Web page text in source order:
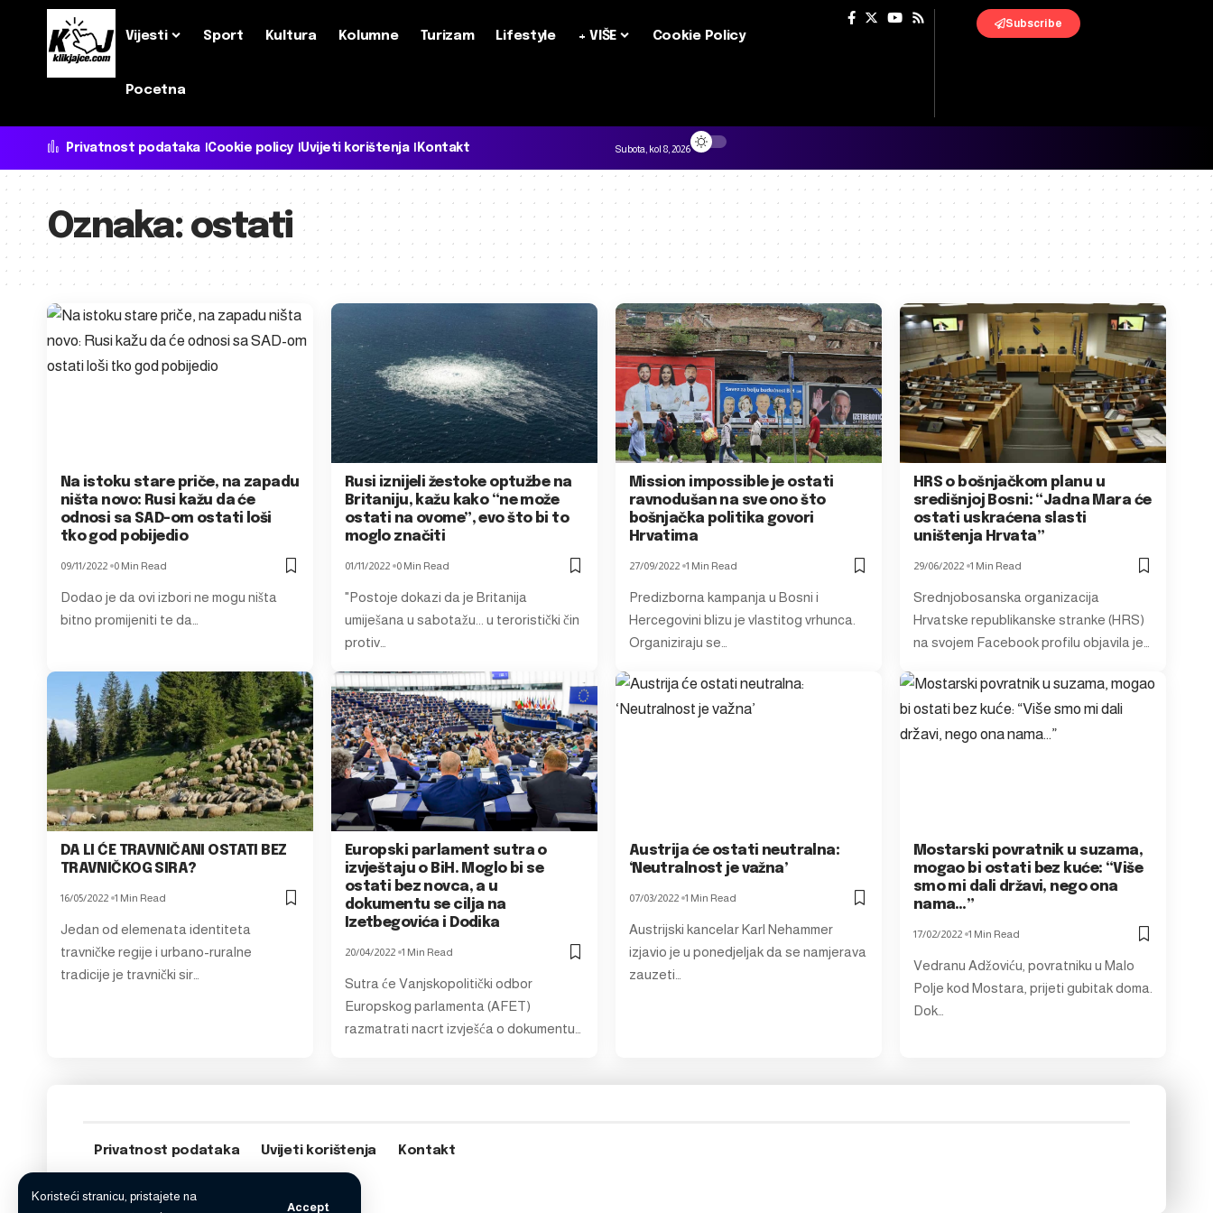
Koristeći stranicu, pristajete na
Accept
Vijesti Sport Kultura Kolumne Turizam Lifestyle + VIŠE Cookie Policy
Pocetna
Subscribe
Privatnost podataka Cookie policy Uvijeti korištenja Kontakt Subota, kol 8, 2026
Oznaka: ostati
Na istoku stare priče, na zapadu
ništa novo: Rusi kažu da će
odnosi sa SAD-om ostati loši
tko god pobijedio
09/11/2022 0 Min Read
Dodao je da ovi izbori ne mogu ništa
bitno promijeniti te da…
Rusi iznijeli žestoke optužbe na
Britaniju, kažu kako “ne može
ostati na ovome”, evo što bi to
moglo značiti
01/11/2022 0 Min Read
"Postoje dokazi da je Britanija
umiješana u sabotažu... u teroristički čin
protiv…
Mission impossible je ostati
ravnodušan na sve ono što
bošnjačka politika govori
Hrvatima
27/09/2022 1 Min Read
Predizborna kampanja u Bosni i
Hercegovini blizu je vlastitog vrhunca.
Organiziraju se…
HRS o bošnjačkom planu u
središnjoj Bosni: “Jadna Mara će
ostati uskraćena slasti
uništenja Hrvata”
29/06/2022 1 Min Read
Srednjobosanska organizacija
Hrvatske republikanske stranke (HRS)
na svojem Facebook profilu objavila je…
DA LI ĆE TRAVNIČANI OSTATI BEZ
TRAVNIČKOG SIRA?
16/05/2022 1 Min Read
Jedan od elemenata identiteta
travničke regije i urbano-ruralne
tradicije je travnički sir…
Europski parlament sutra o
izvještaju o BiH. Moglo bi se
ostati bez novca, a u
dokumentu se cilja na
Izetbegovića i Dodika
20/04/2022 1 Min Read
Sutra će Vanjskopolitički odbor
Europskog parlamenta (AFET)
razmatrati nacrt izvješća o dokumentu…
Austrija će ostati neutralna:
‘Neutralnost je važna’
07/03/2022 1 Min Read
Austrijski kancelar Karl Nehammer
izjavio je u ponedjeljak da se namjerava
zauzeti…
Mostarski povratnik u suzama,
mogao bi ostati bez kuće: “Više
smo mi dali državi, nego ona
nama…”
17/02/2022 1 Min Read
Vedranu Adžoviću, povratniku u Malo
Polje kod Mostara, prijeti gubitak doma.
Dok…
Privatnost podataka Uvijeti korištenja Kontakt